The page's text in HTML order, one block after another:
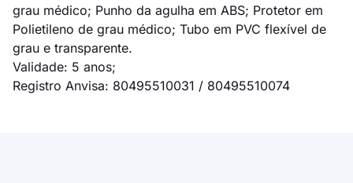
grau médico; Punho da agulha em ABS; Protetor em
Polietileno de grau médico; Tubo em PVC flexível de
grau e transparente.
Validade: 5 anos;
Registro Anvisa: 80495510031 / 80495510074